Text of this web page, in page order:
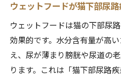
ウェットフードが猫下部尿
ウェットフードは猫の下部尿
効果的です。水分含有量が高
え、尿が薄まり膀胱や尿道の
ります。これは「猫下部尿路